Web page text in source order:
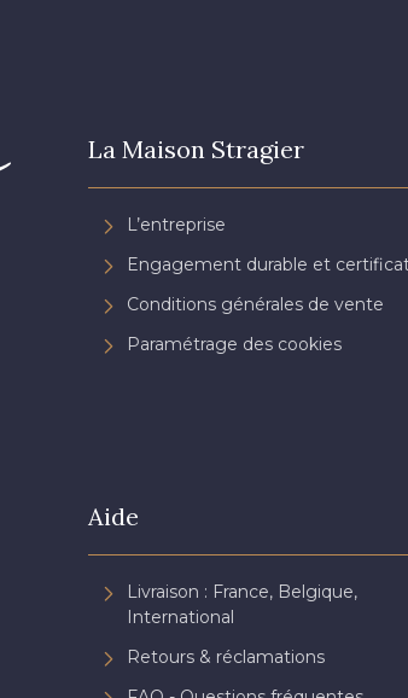
La Maison Stragier
L’entreprise
Engagement durable et
Conditions générales de vente
Paramétrage des cookies
Aide
Livraison : France, Belgique,
International
Retours & réclamations